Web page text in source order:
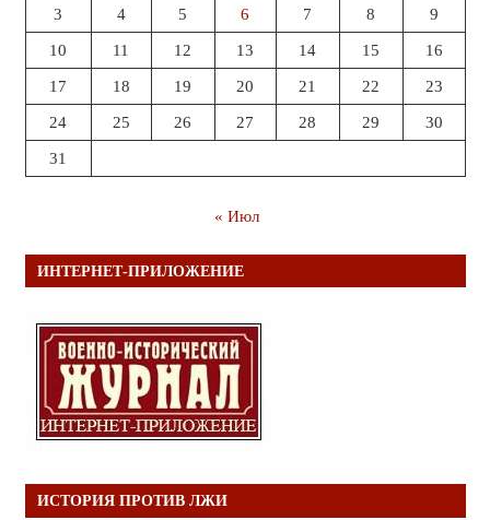
3 4 5 6 7 8 9
10 11 12 13 14 15 16
17 18 19 20 21 22 23
24 25 26 27 28 29 30
31
« Июл
ИНТЕРНЕТ-ПРИЛОЖЕНИЕ
ИСТОРИЯ ПРОТИВ ЛЖИ